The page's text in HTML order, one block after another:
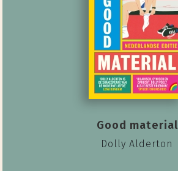
Good material
Dolly Alderton